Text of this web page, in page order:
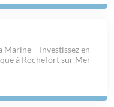
Marine – Investissez en
à Rochefort sur Mer